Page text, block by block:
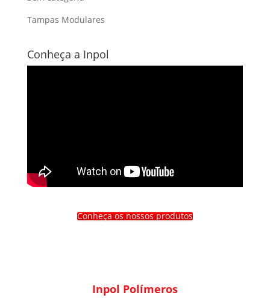
Tampas Modulares
Conheça a Inpol
Conheça os nossos produtos
Inpol Polímeros